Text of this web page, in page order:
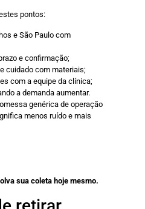
pontos:
e São Paulo com
e confirmação;
cuidado com materiais;
com a equipe da clínica;
a demanda aumentar.
genérica de operação
menos ruído e mais
sua coleta hoje mesmo.